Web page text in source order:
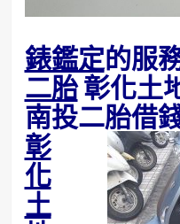
錶鑑定的服
二胎彰化土
南投二胎借
彰
化
土